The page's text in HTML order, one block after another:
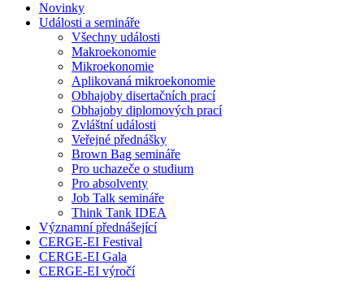
Novinky
Události a semináře
Všechny události
Makroekonomie
Mikroekonomie
Aplikovaná mikroekonomie
Obhajoby disertačních prací
Obhajoby diplomových prací
Zvláštní události
Veřejné přednášky
Brown Bag semináře
Pro uchazeče o studium
Pro absolventy
Job Talk semináře
Think Tank IDEA
Významní přednášející
CERGE-EI Festival
CERGE-EI Gala
CERGE-EI výročí